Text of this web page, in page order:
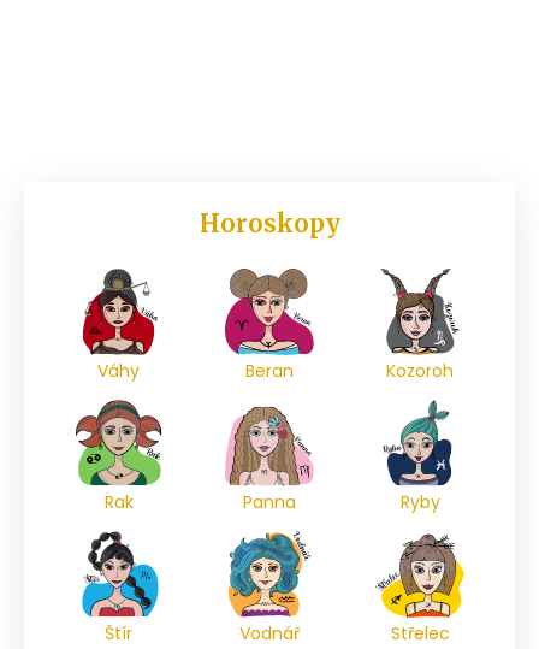
Horoskopy
Váhy Beran Kozoroh
Rak Panna Ryby
Štír Vodnář Střelec